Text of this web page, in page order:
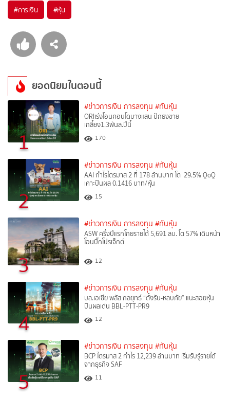
#การเงิน #หุ้น
ยอดนิยมในตอนนี้
1
#ข่าวการเงิน การลงทุน #ทันหุ้น
ORIเร่งโอนคอนโดบางแสน ปักธงขาย
เกลี้ยง1.3พันล.ปีนี้
170
2
#ข่าวการเงิน การลงทุน #ทันหุ้น
AAI กำไรไตรมาส 2 ที่ 178 ล้านบาท โต 29.5% QoQ
เคาะปันผล 0.1416 บาท/หุ้น
15
3
#ข่าวการเงิน การลงทุน #ทันหุ้น
ASW ครึ่งปีแรกโกยรายได้ 5,691 ลบ. โต 57% เดินหน้า
โอนบิ๊กโปรเจ็กต์
12
4
#ข่าวการเงิน การลงทุน #ทันหุ้น
บล.เอเซีย พลัส กลยุทธ์ “ตั้งรับ-หลบภัย” แนะสอยหุ้น
ปันผลเด่น BBL-PTT-PR9
12
5
#ข่าวการเงิน การลงทุน #ทันหุ้น
BCP ไตรมาส 2 กำไร 12,239 ล้านบาท เริ่มรับรู้รายได้
จากธุรกิจ SAF
11